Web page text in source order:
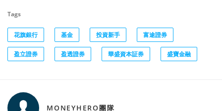
Tags
花旗銀行 基金 投資新手 富途證券
盈立證券 盈透證券 華盛資本証券 盛寶金融
MONEYHERO團隊